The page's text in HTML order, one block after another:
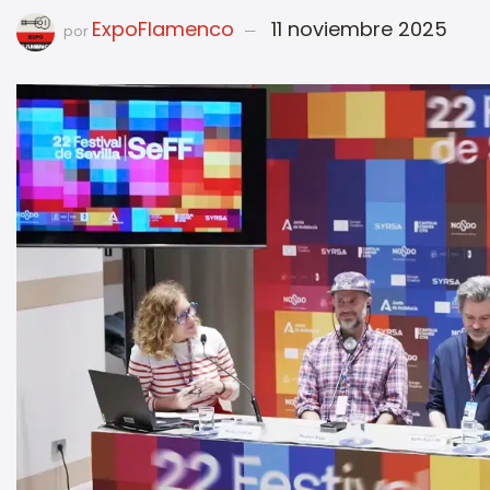
por ExpoFlamenco 11 noviembre 2025